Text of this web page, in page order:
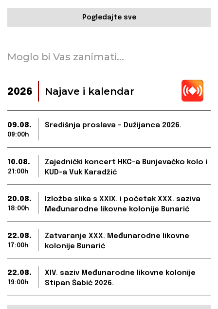
Pogledajte sve
Moglo bi Vas zanimati...
2026 Najave i kalendar
09.08.
09:00h
Središnja proslava – Dužijanca 2026.
10.08.
21:00h
Zajednički koncert HKC-a Bunjevačko kolo i
KUD-a Vuk Karadžić
20.08.
18:00h
Izložba slika s XXIX. i početak XXX. saziva
Međunarodne likovne kolonije Bunarić
22.08.
17:00h
Zatvaranje XXX. Međunarodne likovne
kolonije Bunarić
22.08.
19:00h
XIV. saziv Međunarodne likovne kolonije
Stipan Šabić 2026.